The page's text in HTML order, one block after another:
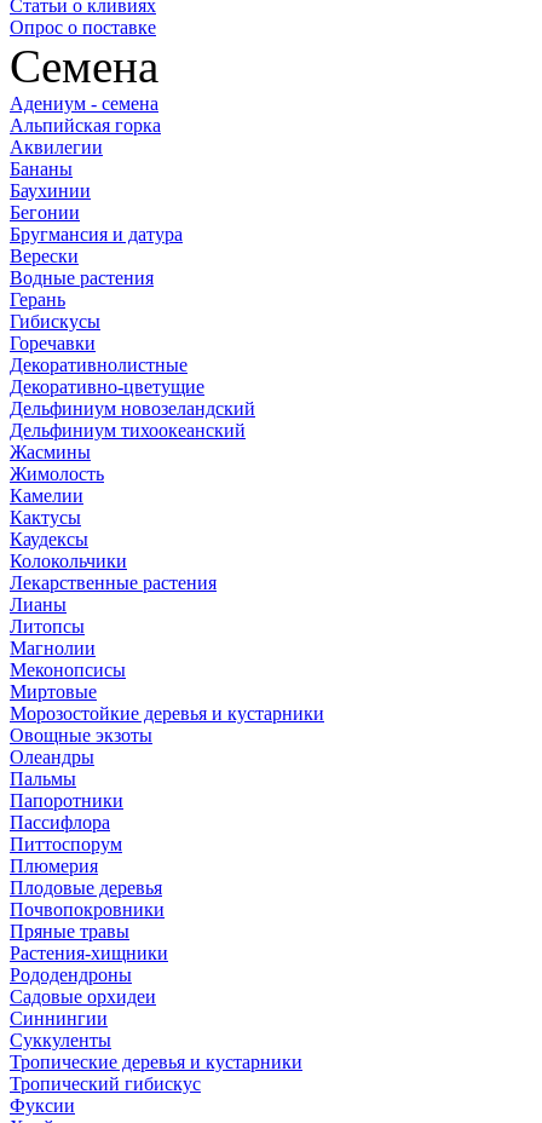
Статьи о кливиях
Опрос о поставке
Семена
Адениум - семена
Альпийская горка
Аквилегии
Бананы
Баухинии
Бегонии
Бругмансия и датура
Верески
Водные растения
Герань
Гибискусы
Горечавки
Декоративнолистные
Декоративно-цветущие
Дельфиниум новозеландский
Дельфиниум тихоокеанский
Жасмины
Жимолость
Камелии
Кактусы
Каудексы
Колокольчики
Лекарственные растения
Лианы
Литопсы
Магнолии
Меконопсисы
Миртовые
Морозостойкие деревья и кустарники
Овощные экзоты
Олеандры
Пальмы
Папоротники
Пассифлора
Питтоспорум
Плюмерия
Плодовые деревья
Почвопокровники
Пряные травы
Растения-хищники
Рододендроны
Садовые орхидеи
Синнингии
Суккуленты
Тропические деревья и кустарники
Тропический гибискус
Фуксии